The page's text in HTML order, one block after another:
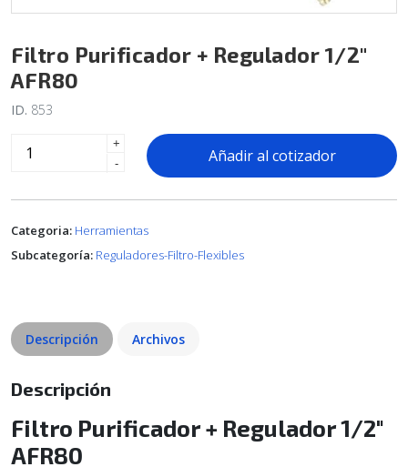
Filtro Purificador + Regulador 1/2"
AFR80
ID. 853
+
-
Añadir al cotizador
Categoria: Herramientas
Subcategoría: Reguladores-Filtro-Flexibles
Descripción Archivos
Descripción
Filtro Purificador + Regulador 1/2"
AFR80